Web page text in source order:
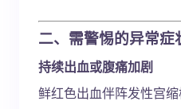
二、需警惕的异常症
持续出血或腹痛加剧
鲜红色出血伴阵发性宫